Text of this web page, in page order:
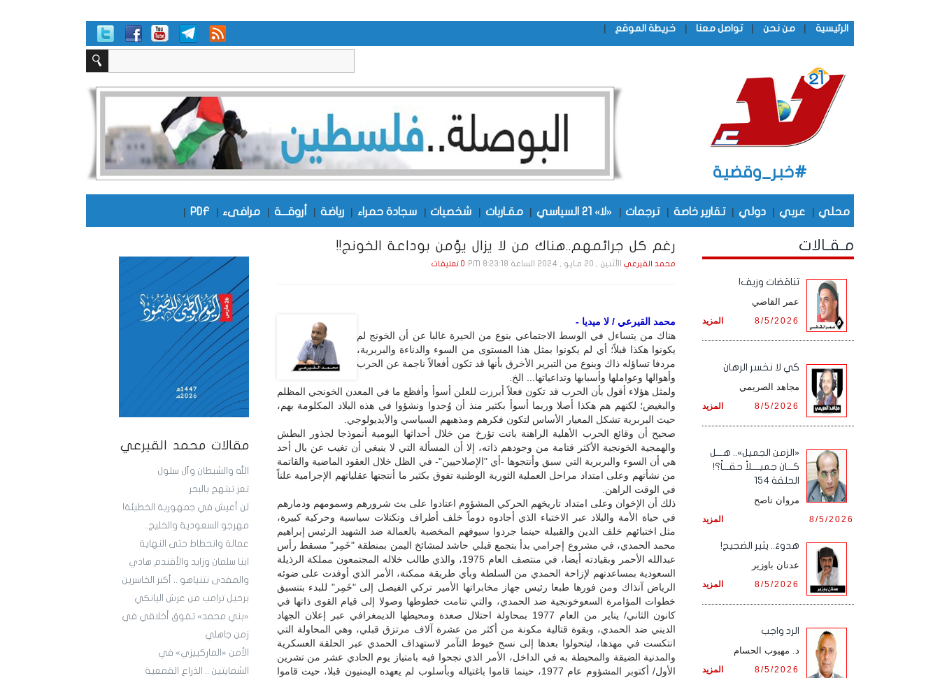
الرئيسية | من نحن | تواصل معنا | خريطة الموقع |
#خبر_وقضية
محلي | عربي | دولي | تقارير خاصة | ترجمات | «لا» 21 السياسي | مقـاربات | شخصيات | سجادة حمراء | رياضة | أروقـــة | مرافىء |
PDF
|
مقالات محمد القيرعي
الله والشيطان وآل سلول
تعز تبتهج بالبحر
لن أعيش في جمهورية الخطيئة!
مهرجو السعودية والخليج..
عمالة وانحطاط حتى النهاية
ابنا سلمان وزايد والأفندم هادي
والمفدى نتنياهو .. أكبر الخاسرين
برحيل ترامب من عرش اليانكي
«بني محمد» تفوق أخلاقي في
زمن جاهلي
الأمن «الماركييزي» في
الشمايتين .. الذراع القمعية
رغم كل جرائمهم..هناك من لا يزال يؤمن بوداعة الخونج!!
محمد القيرعيالأثنين , 20 مـايـو , 2024 الساعة 8:23:18 PM 0 تعليقات
محمد القيرعي / لا ميديا -
هناك من يتساءل في الوسط الاجتماعي بنوع من الحيرة غالبا عن أن الخونج لم
يكونوا هكذا قبلاً؛ أي لم يكونوا بمثل هذا المستوى من السوء والدناءة والبربرية،
مردفا تساؤله ذاك وبنوع من التبرير الأخرق بأنها قد تكون أفعالاً ناجمة عن الحرب
وأهوالها وعواملها وأسبابها وتداعياتها... الخ.
ولمثل هؤلاء أقول بأن الحرب قد تكون فعلاً أبرزت للعلن أسوأ وأفظع ما في المعدن الخونجي المظلم
والبغيض؛ لكنهم هم هكذا أصلا وربما أسوأ بكثير منذ أن وُجدوا ونشؤوا في هذه البلاد المكلومة بهم،
حيث البربرية تشكل المعيار الأساس لتكون فكرهم ومذهبهم السياسي والأيديولوجي.
صحيح أن وقائع الحرب الأهلية الراهنة باتت تؤرخ من خلال أحداثها اليومية أنموذجا لجذور البطش
والهمجية الخونجية الأكثر قتامة من وجودهم ذاته، إلا أن المسألة التي لا ينبغي أن تغيب عن بال أحد
هي أن السوء والبربرية التي سبق وأنتجوها -أي "الإصلاحيين"- في الظل خلال العقود الماضية والقاتمة
من نشأتهم وعلى امتداد مراحل العملية الثورية الوطنية تفوق بكثير ما أنتجتها عقلياتهم الإجرامية علناً
في الوقت الراهن.
ذلك أن الإخوان وعلى امتداد تاريخهم الحركي المشؤوم اعتادوا على بث شرورهم وسمومهم ودمارهم
في حياة الأمة والبلاد عبر الاختباء الذي أجادوه دوماً خلف أطراف وتكتلات سياسية وحركية كبيرة،
مثل اختبائهم خلف الدين والقبيلة حينما جردوا سيوفهم المخضبة بالعمالة ضد الشهيد الرئيس إبراهيم
محمد الحمدي، في مشروع إجرامي بدأ بتجمع قبلي حاشد لمشائخ اليمن بمنطقة "خَمِر" مسقط رأس
عبدالله الأحمر وبقيادته أيضا، في منتصف العام 1975، والذي طالب خلاله المجتمعون مملكة الرذيلة
السعودية بمساعدتهم لإزاحة الحمدي من السلطة وبأي طريقة ممكنة، الأمر الذي أوفدت على ضوئه
الرياض آنذاك ومن فورها طبعا رئيس جهاز مخابراتها الأمير تركي الفيصل إلى "خَمِر" للبدء بتنسيق
خطوات المؤامرة السعوخونجية ضد الحمدي، والتي تنامت خطوطها وصولا إلى قيام القوى ذاتها في
كانون الثاني/ يناير من العام 1977 بمحاولة احتلال صعدة ومحيطها الديمغرافي عبر إعلان الجهاد
الديني ضد الحمدي، وبقوة قتالية مكونة من أكثر من عشرة آلاف مرتزق قبلي، وهي المحاولة التي
انتكست في مهدها، ليتحولوا بعدها إلى نسج خيوط التآمر لاستهداف الحمدي عبر الحلقة العسكرية
والمدنية الضيقة والمحيطة به في الداخل، الأمر الذي نجحوا فيه بامتياز يوم الحادي عشر من تشرين
الأول/ أكتوبر المشؤوم عام 1977، حينما قاموا باغتياله وبأسلوب لم يعهده اليمنيون قبلا، حيث قاموا
مـقـالات
تناقضات وزيف!
عمر القاضي
المزيد 8/5/2026
كي لا نخسر الرهان
مجاهد الصريمي
المزيد 8/5/2026
«الزمن الجميل».. هـــل
كـــان جميــــلاً حقـــاً؟!
الحلقة 154
مروان ناصح
المزيد 8/5/2026
هدوءٌ.. يثير الضجيج!
عدنان باوزير
المزيد 8/5/2026
الرد واجب
د. مهيوب الحسام
المزيد 8/5/2026